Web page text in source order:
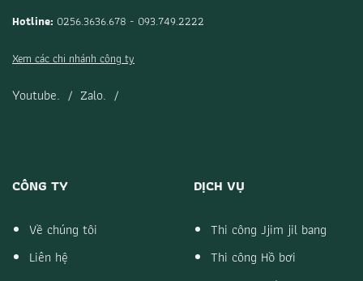
Hotline: 0256.3636.678 - 093.749.2222
Xem các chi nhánh công ty
Youtube. / Zalo. /
CÔNG TY
Về chúng tôi
Liên hệ
DỊCH VỤ
Thi công Jjim jil bang
Thi công Hồ bơi